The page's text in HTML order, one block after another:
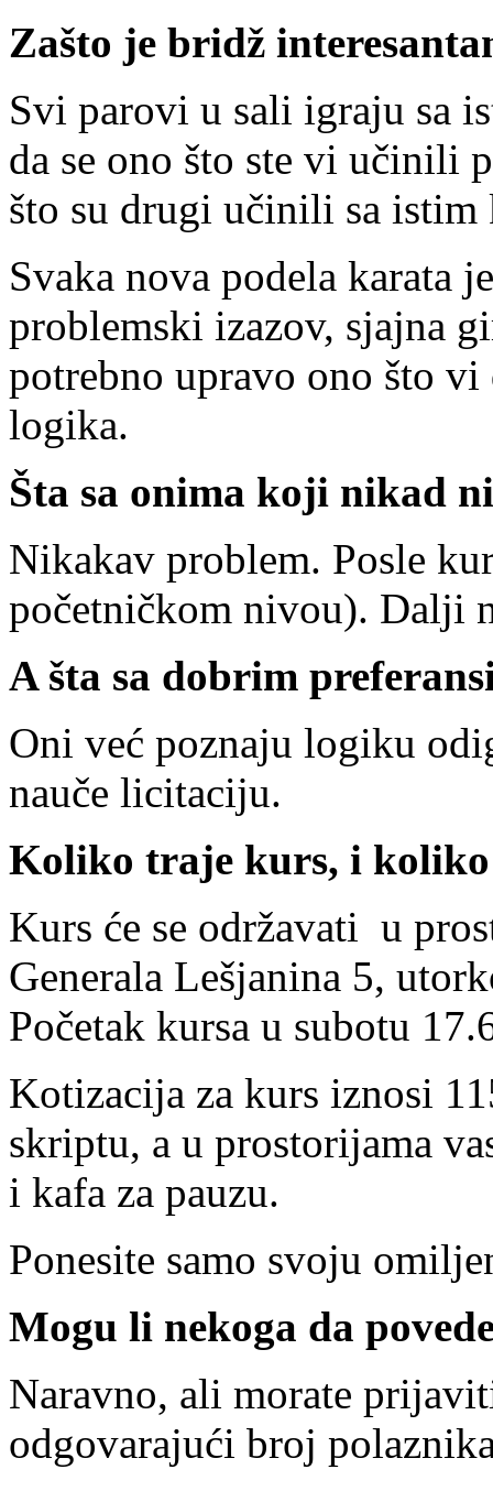
Zašto je bridž
Svi parovi u sali igraju sa
da se ono što ste vi učinili
što su drugi učinili sa istim
Svaka nova podela karata
problemski izazov, sjajna
potrebno upravo ono što vi
logika.
Šta sa onima koji nikad
Nikakav problem. Posle
početničkom nivou). Dalji
A šta sa dobrim
Oni već poznaju logiku
nauče licitaciju.
Koliko traje kurs, i koliko
Kurs će se održavati u
Generala Lešjanina 5,
Početak kursa u subotu
Kotizacija za kurs iznosi
skriptu, a u prostorijama
i kafa za pauzu.
Ponesite samo svoju
Mogu li nekoga da
Naravno, ali morate
odgovarajući broj